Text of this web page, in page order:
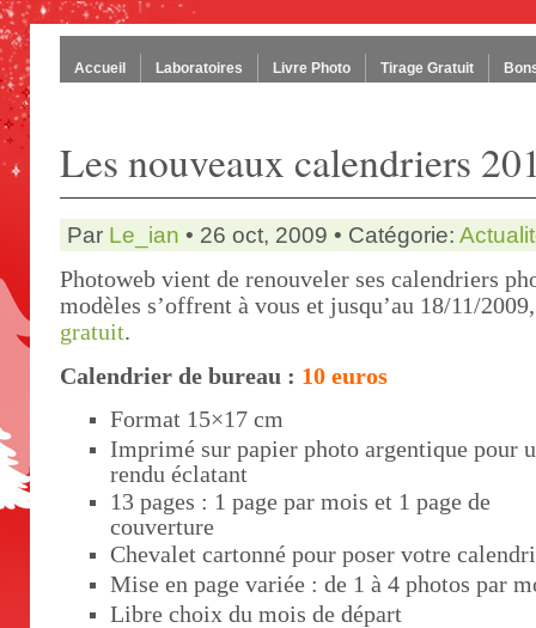
Accueil Laboratoires Livre Photo Tirage Gratuit
Les nouveaux calendriers
Par Le_ian • 26 oct, 2009 • Catégorie:
Photoweb vient de renouveler ses calendriers
modèles s’offrent à vous et jusqu’au 18/11/
gratuit.
Calendrier de bureau : 10 euros
Format 15×17 cm
Imprimé sur papier photo argentique pour
rendu éclatant
13 pages : 1 page par mois et 1 page de
couverture
Chevalet cartonné pour poser votre
Mise en page variée : de 1 à 4 photos par
Libre choix du mois de départ